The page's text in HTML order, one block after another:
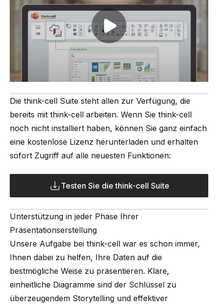
Play video
Die think-cell Suite steht allen zur Verfügung, die
bereits mit think-cell arbeiten. Wenn Sie think-cell
noch nicht installiert haben, können Sie ganz einfach
eine kostenlose Lizenz herunterladen und erhalten
sofort Zugriff auf alle neuesten Funktionen:
Testen Sie die think-cell Suite
Unterstützung in jeder Phase Ihrer
Präsentationserstellung
Unsere Aufgabe bei think-cell war es schon immer,
Ihnen dabei zu helfen, Ihre Daten auf die
bestmögliche Weise zu präsentieren. Klare,
einheitliche Diagramme sind der Schlüssel zu
überzeugendem Storytelling und effektiver